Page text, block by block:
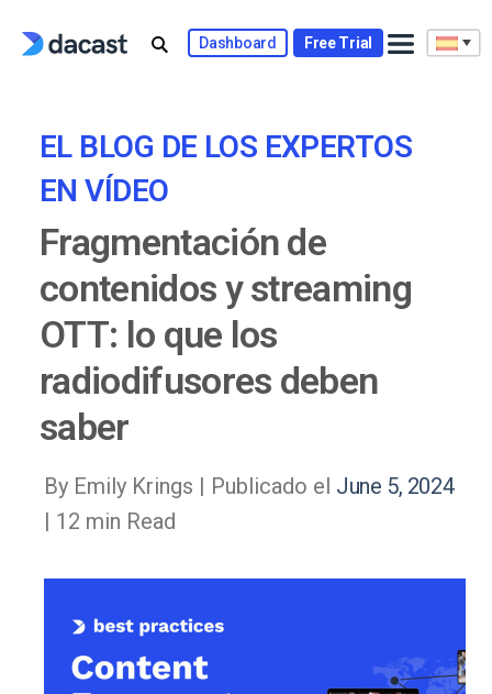
Dashboard Free Trial
EL BLOG DE LOS EXPERTOS
EN VÍDEO
Fragmentación de
contenidos y streaming
OTT: lo que los
radiodifusores deben
saber
By Emily Krings | Publicado el June 5, 2024
| 12 min Read